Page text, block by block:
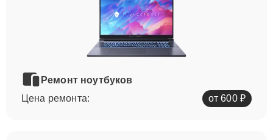
Ремонт ноутбуков
Цена ремонта:
от 600 ₽